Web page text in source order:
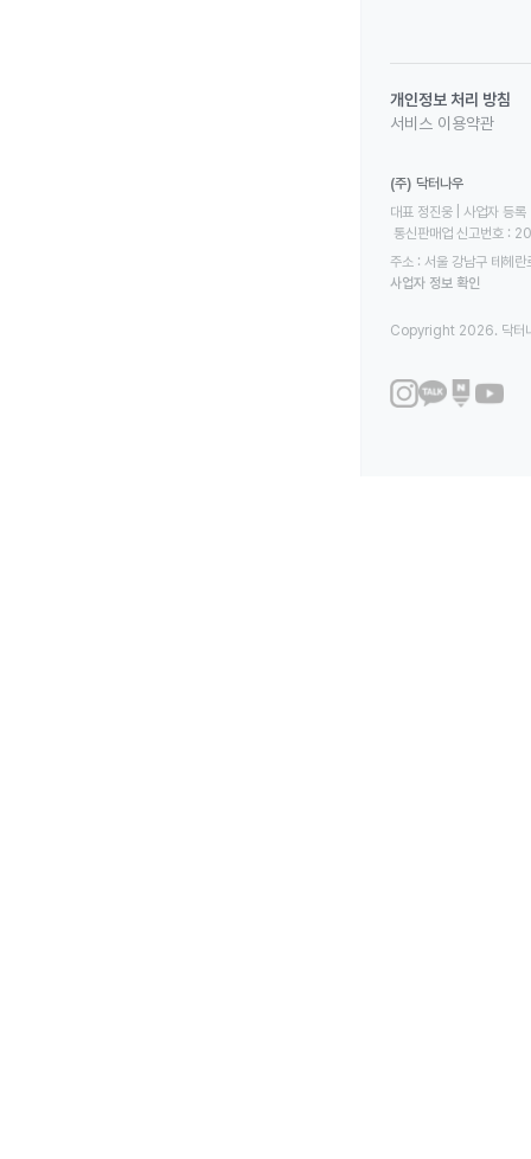
개인정보 처리 방침
서비스 이용약관
(주) 닥터나우
대표 정진웅 | 사업자
통신판매업 신고번호
주소 : 서울 강남구 테헤
사업자 정보 확인
Copyright 2026. 닥터